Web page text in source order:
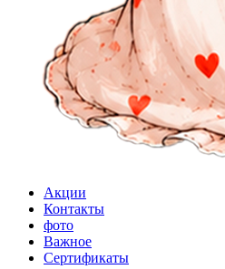
Акции
Контакты
фото
Важное
Сертификаты